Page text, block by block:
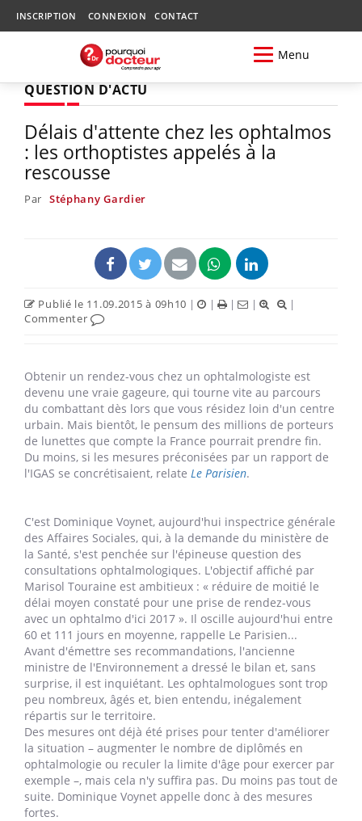
INSCRIPTION CONNEXION CONTACT
Menu
QUESTION D'ACTU
Délais d'attente chez les ophtalmos
: les orthoptistes appelés à la
rescousse
Par Stéphany Gardier
Publié le 11.09.2015 à 09h10 | | | |
|
Commenter
Obtenir un rendez-vous chez un ophtalmologiste est
devenu une vraie gageure, qui tourne vite au parcours
du combattant dès lors que vous résidez loin d'un centre
urbain. Mais bientôt, le pensum des millions de porteurs
de lunettes que compte la France pourrait prendre fin.
Du moins, si les mesures préconisées par un rapport de
l'IGAS se concrétisaient, relate Le Parisien.
C'est Dominique Voynet, aujourd'hui inspectrice générale
des Affaires Sociales, qui, à la demande du ministère de
la Santé, s'est penchée sur l'épineuse question des
consultations ophtalmologiques. L'objectif affiché par
Marisol Touraine est ambitieux : « réduire de moitié le
délai moyen constaté pour une prise de rendez-vous
avec un ophtalmo d'ici 2017 ». Il oscille aujourd'hui entre
60 et 111 jours en moyenne, rappelle Le Parisien...
Avant d'émettre ses recommandations, l'ancienne
ministre de l'Environnement a dressé le bilan et, sans
surprise, il est inquiétant. Les ophtalmologues sont trop
peu nombreux, âgés et, bien entendu, inégalement
répartis sur le territoire.
Des mesures ont déjà été prises pour tenter d'améliorer
la situation – augmenter le nombre de diplômés en
ophtalmologie ou reculer la limite d'âge pour exercer par
exemple –, mais cela n'y suffira pas. Du moins pas tout de
suite. Dominique Voynet appelle donc à des mesures
fortes.